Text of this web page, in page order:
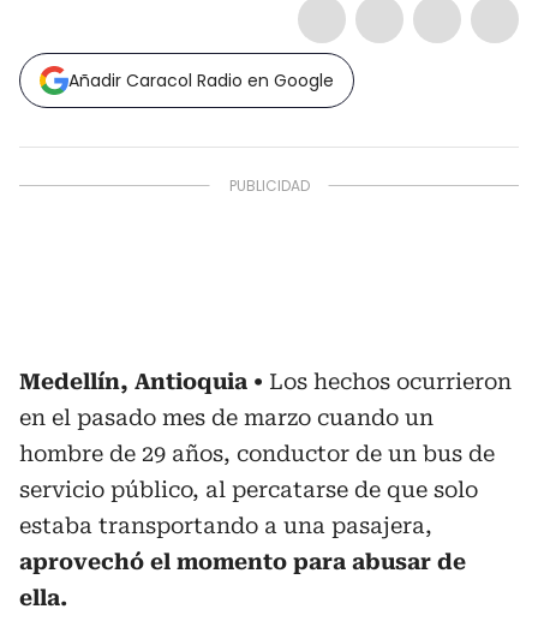
Añadir Caracol Radio en Google
Medellín, Antioquia
Los hechos ocurrieron
en el pasado mes de marzo cuando un
hombre de 29 años, conductor de un bus de
servicio público, al percatarse de que solo
estaba transportando a una pasajera,
aprovechó el momento para abusar de
ella.